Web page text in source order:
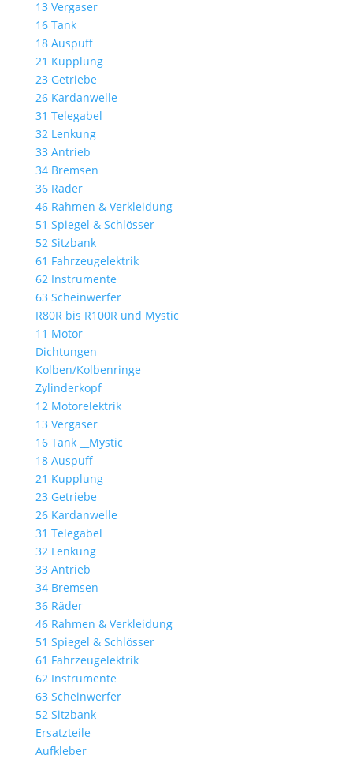
13 Vergaser
16 Tank
18 Auspuff
21 Kupplung
23 Getriebe
26 Kardanwelle
31 Telegabel
32 Lenkung
33 Antrieb
34 Bremsen
36 Räder
46 Rahmen & Verkleidung
51 Spiegel & Schlösser
52 Sitzbank
61 Fahrzeugelektrik
62 Instrumente
63 Scheinwerfer
R80R bis R100R und Mystic
11 Motor
Dichtungen
Kolben/Kolbenringe
Zylinderkopf
12 Motorelektrik
13 Vergaser
16 Tank __Mystic
18 Auspuff
21 Kupplung
23 Getriebe
26 Kardanwelle
31 Telegabel
32 Lenkung
33 Antrieb
34 Bremsen
36 Räder
46 Rahmen & Verkleidung
51 Spiegel & Schlösser
61 Fahrzeugelektrik
62 Instrumente
63 Scheinwerfer
52 Sitzbank
Ersatzteile
Aufkleber